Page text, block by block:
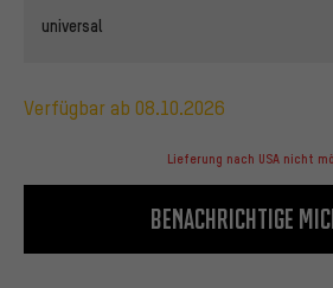
universal
verfügbar ab 08.10.2026
Lieferung nach USA nicht
Benachrichtige